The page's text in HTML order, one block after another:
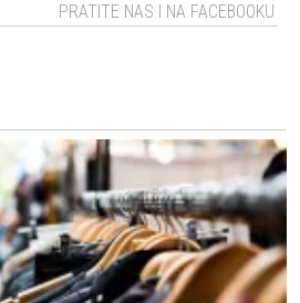
PRATITE NAS I NA FACEBOOKU